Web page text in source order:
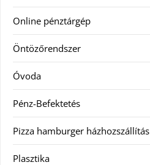
Online pénztárgép
Öntözőrendszer
Óvoda
Pénz-Befektetés
Pizza hamburger házhozszállítás
Plasztika